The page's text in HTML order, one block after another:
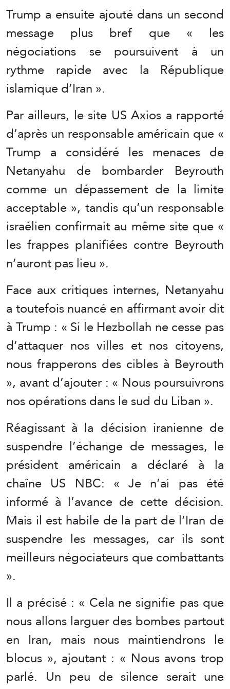
Trump a ensuite ajouté dans un second
message plus bref que « les
négociations se poursuivent à un
rythme rapide avec la République
islamique d’Iran ».
Par ailleurs, le site US Axios a rapporté
d’après un responsable américain que «
Trump a considéré les menaces de
Netanyahu de bombarder Beyrouth
comme un dépassement de la limite
acceptable », tandis qu’un responsable
israélien confirmait au même site que «
les frappes planifiées contre Beyrouth
n’auront pas lieu ».
Face aux critiques internes, Netanyahu
a toutefois nuancé en affirmant avoir dit
à Trump : « Si le Hezbollah ne cesse pas
d’attaquer nos villes et nos citoyens,
nous frapperons des cibles à Beyrouth
», avant d’ajouter : « Nous poursuivrons
nos opérations dans le sud du Liban ».
Réagissant à la décision iranienne de
suspendre l’échange de messages, le
président américain a déclaré à la
chaîne US NBC: « Je n’ai pas été
informé à l’avance de cette décision.
Mais il est habile de la part de l’Iran de
suspendre les messages, car ils sont
meilleurs négociateurs que combattants
».
Il a précisé : « Cela ne signifie pas que
nous allons larguer des bombes partout
en Iran, mais nous maintiendrons le
blocus », ajoutant : « Nous avons trop
parlé. Un peu de silence serait une